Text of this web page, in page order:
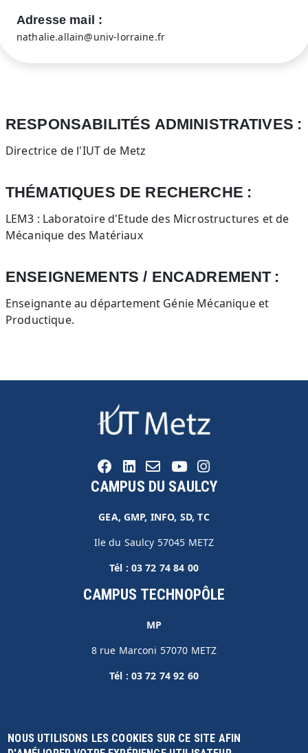
Adresse mail
nathalie.allain@univ-lorraine.fr
RESPONSABILITÉS ADMINISTRATIVES
Directrice de l'IUT de Metz
THÉMATIQUES DE RECHERCHE
LEM3 : Laboratoire d'Etude des Microstructures et de
Mécanique des Matériaux
ENSEIGNEMENTS / ENCADREMENT
Enseignante au département Génie Mécanique et
Productique.
CAMPUS DU SAULCY
GEA, GMP, INFO, SD, TC
Ile du Saulcy 57045 METZ
Tél : 03 72 74 84 00
CAMPUS TECHNOPÔLE
MP
8 rue Marconi 57070 METZ
Tél : 03 72 74 92 60
2023 IUT METZ - Université de Lorraine. Tous droits réservés
NOUS UTILISONS LES COOKIES SUR CE SITE AFIN